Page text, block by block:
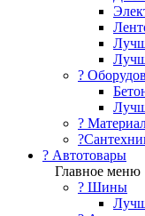
?️
?
? Автотовары
Главное меню
? Шины